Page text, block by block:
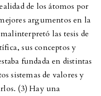
de los átomos por
argumentos en la
las tesis de
sus conceptos y
fundada en distintas
sistemas de valores y
(3) Hay una